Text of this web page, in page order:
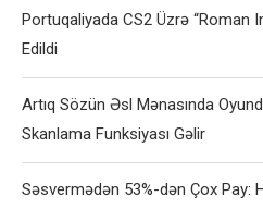
Portuqaliyada CS2 Üzrə “Roman
Edildi
Artıq Sözün Əsl Mənasında
Skanlama Funksiyası Gəlir
Səsvermədən 53%-dən Çox Pay: